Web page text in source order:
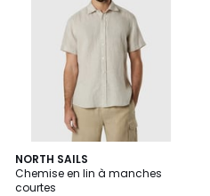
NORTH SAILS
Chemise en lin à manches
courtes